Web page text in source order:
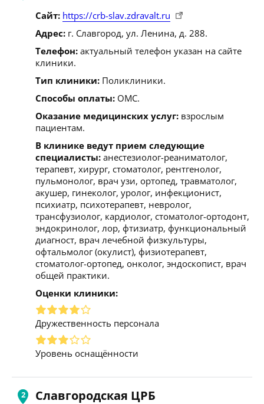
Сайт: https://crb-slav.zdravalt.ru
Адрес: г. Славгород, ул. Ленина, д. 288.
Телефон: актуальный телефон указан на сайте
клиники.
Тип клиники: Поликлиники.
Способы оплаты: ОМС.
Оказание медицинских услуг: взрослым
пациентам.
В клинике ведут прием следующие
специалисты: анестезиолог-реаниматолог,
терапевт, хирург, стоматолог, рентгенолог,
пульмонолог, врач узи, ортопед, травматолог,
акушер, гинеколог, уролог, инфекционист,
психиатр, психотерапевт, невролог,
трансфузиолог, кардиолог, стоматолог-ортодонт,
эндокринолог, лор, фтизиатр, функциональный
диагност, врач лечебной физкультуры,
офтальмолог (окулист), физиотерапевт,
стоматолог-ортопед, онколог, эндоскопист, врач
общей практики.
Оценки клиники:
Дружественность персонала
Уровень оснащённости
Славгородская ЦРБ